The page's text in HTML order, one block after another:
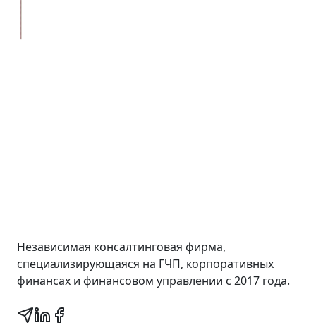
Независимая консалтинговая фирма,
специализирующаяся на ГЧП, корпоративных
финансах и финансовом управлении с 2017 года.